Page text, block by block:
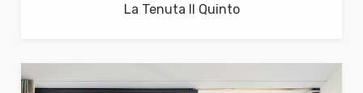
La Tenuta Il Quinto